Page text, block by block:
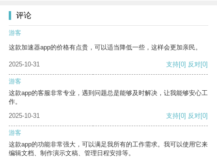
评论
游客
这款加速器app的价格有点贵，可以适当降低一些，这样会更加亲民。
2025-10-31 支持[0] 反对[0]
游客
这款app的客服非常专业，遇到问题总是能够及时解决，让我能够安心工
作。
2025-10-31
支持[0] 反对[0]
游客
这款app的功能非常强大，可以满足我所有的工作需求。我可以使用它来
编辑文档、制作演示文稿、管理日程安排等。